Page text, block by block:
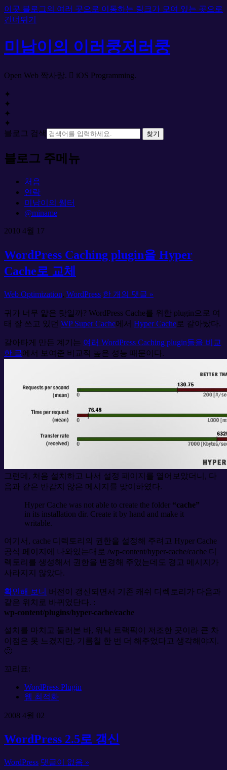
이곳 블로그의 여러 곳으로 이동하는 링크가 모여 있는 곳으로
건너뛰기
미남이의 이러쿵저러쿵
Open Web 짝사랑.  iOS Programming.
✦
✦
✦
✦
블로그 검색
찾기
블로그 주메뉴
처음
연락
미남이의 웹터
@miname
2010 4월 17
WordPress Caching plugin을 Hyper
Cache로 교체
Web Optimization, WordPress 한 개의 댓글 »
귀가 너무 얇은 탓일까? WordPress Cache를 위한 plugin으로 여
태 잘 쓰고 있던 WP Super Cache에서 Hyper Cache로 갈아탔다.
갈아타게 만든 계기는 여러 WordPress Caching plugin들을 비교
한 글에서 보여준 비교적 높은 성능 때문이다.
그런데, 처음 설치하고 나서 설정 페이지를 열어보았더니, 다
음과 같은 반갑지 않은 메시지를 맞이하였다.
Hyper Cache was not able to create the folder “cache”
in its installation dir. Create it by hand and make it
writable.
여기서, cache 디렉토리의 권한을 설정해 주려고 Hyper Cache
공식 페이지에 나와있는대로 /wp-content/hyper-cache/cache 디
렉토리를 생성해서 권한을 변경해 주었는데도 경고 메시지가
사라지지 않았다.
확인해 보니
버전이 갱신되면서 기존 캐쉬 디렉토리가 다음과
같은 위치로 바뀌었단다. :
wp-content/plugins/hyper-cache/cache
설치를 마치고 둘러본 바, 워낙 트랙픽이 저조한 곳이라 큰 차
이점은 못 느겼지만, 기름칠 한 번 더 해주었다고 생각해야지.
🙂
꼬리표:
WordPress Plugin
웹 최적화
2008 4월 02
WordPress 2.5로 갱신
WordPress 댓글이 없음 »